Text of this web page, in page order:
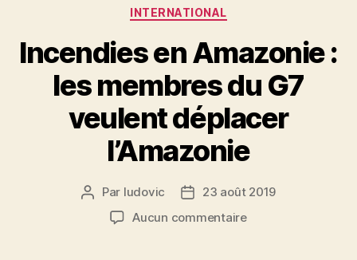
Catégories
INTERNATIONAL
Incendies en Amazonie :
les membres du G7
veulent déplacer
l’Amazonie
Auteur
l’article
Par ludovic
Date23 août 2019
Aucun commentairesur